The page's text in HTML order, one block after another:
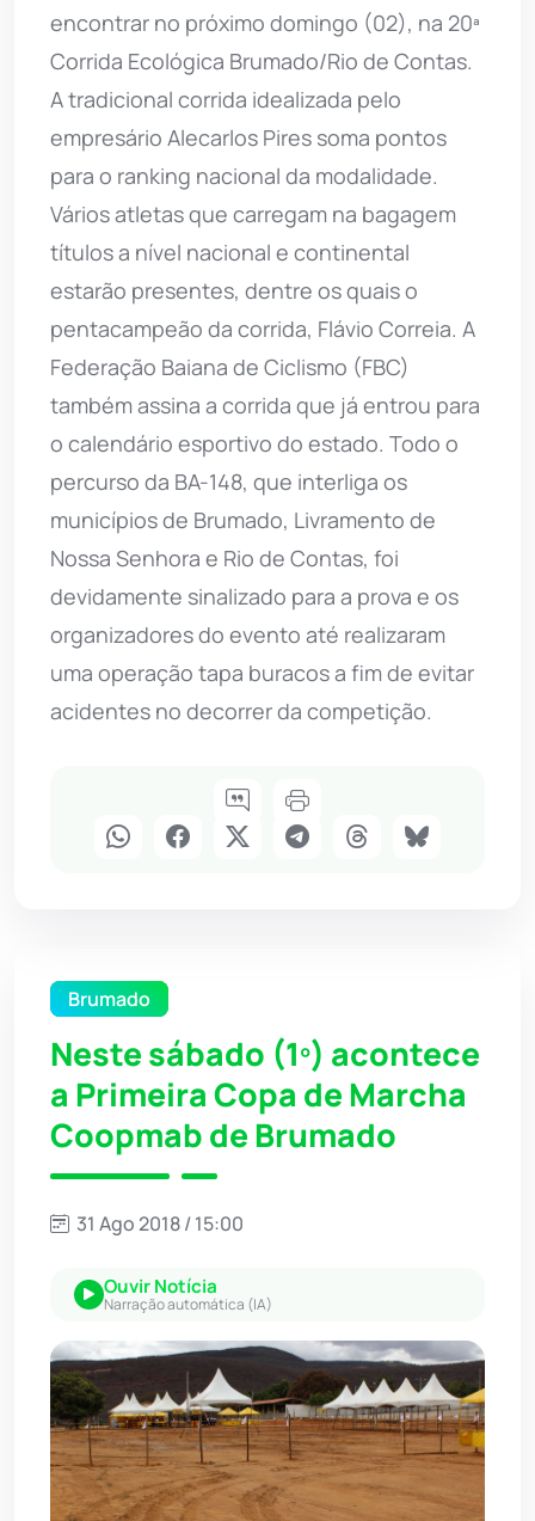
encontrar no próximo domingo (02), na 20ª
Corrida Ecológica Brumado/Rio de Contas.
A tradicional corrida idealizada pelo
empresário Alecarlos Pires soma pontos
para o ranking nacional da modalidade.
Vários atletas que carregam na bagagem
títulos a nível nacional e continental
estarão presentes, dentre os quais o
pentacampeão da corrida, Flávio Correia. A
Federação Baiana de Ciclismo (FBC)
também assina a corrida que já entrou para
o calendário esportivo do estado. Todo o
percurso da BA-148, que interliga os
municípios de Brumado, Livramento de
Nossa Senhora e Rio de Contas, foi
devidamente sinalizado para a prova e os
organizadores do evento até realizaram
uma operação tapa buracos a fim de evitar
acidentes no decorrer da competição.
Brumado
Neste sábado (1º) acontece
a Primeira Copa de Marcha
Coopmab de Brumado
31 Ago 2018 / 15:00
Ouvir Notícia
Narração automática (IA)